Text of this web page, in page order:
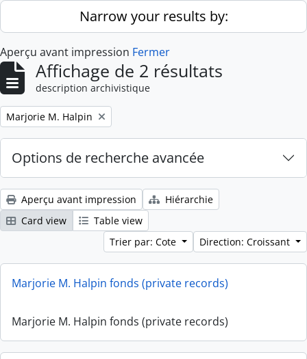
Skip to main contentNarrow your results by:
Aperçu avant impression Fermer
Affichage de 2 résultats
description archivistique
Remove filter:
Marjorie M. Halpin
Options de recherche avancée
Aperçu avant impression
Hiérarchie
Card view
Table view
Trier par: Cote
Direction: Croissant
Marjorie M. Halpin fonds (private records)
Marjorie M. Halpin fonds (private records)